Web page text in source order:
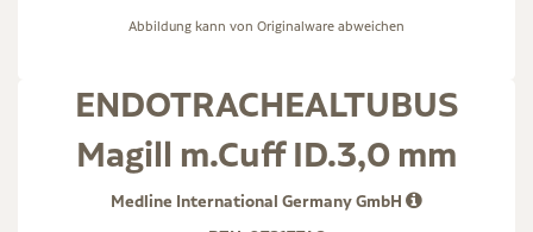
Abbildung kann von Originalware abweichen
ENDOTRACHEALTUBUS
Magill m.Cuff ID.3,0 mm
Medline International Germany GmbH